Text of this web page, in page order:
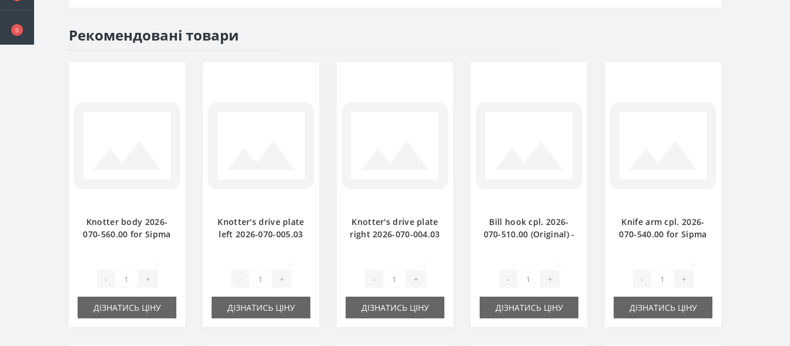
0 Рекомендовані товари
Knotter body 2026-
070-560.00 for Sipma
- +
ДІЗНАТИСЬ ЦІНУ
Knotter's drive plate
left 2026-070-005.03
- +
ДІЗНАТИСЬ ЦІНУ
Knotter's drive plate
right 2026-070-004.03
- +
ДІЗНАТИСЬ ЦІНУ
Bill hook cpl. 2026-
070-510.00 (Original) -
- +
ДІЗНАТИСЬ ЦІНУ
Knife arm cpl. 2026-
070-540.00 for Sipma
- +
ДІЗНАТИСЬ ЦІНУ